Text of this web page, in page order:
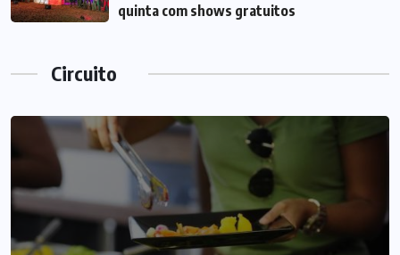
quinta com shows gratuitos
Circuito